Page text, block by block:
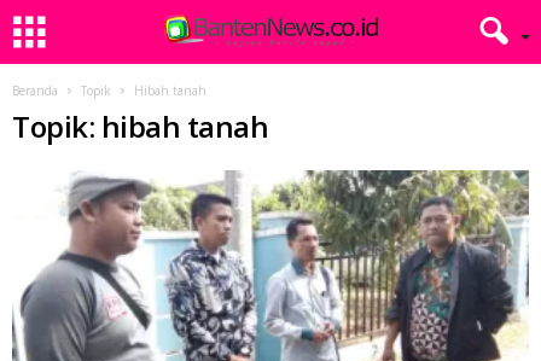
Beranda Topik Hibah tanah
Topik: hibah tanah